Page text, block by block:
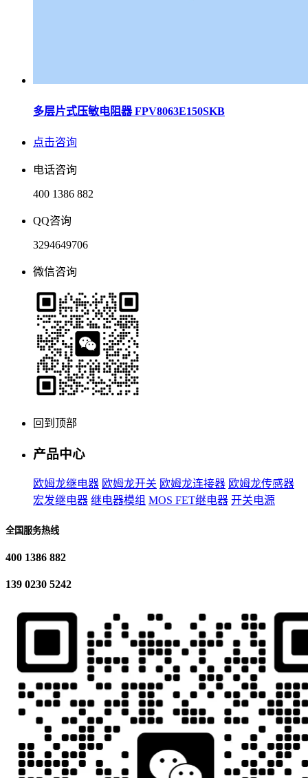
多层片式压敏电阻器 FPV8063E150SKB
点击咨询
电话咨询
400 1386 882
QQ咨询
3294649706
微信咨询
回到顶部
产品中心
欧姆龙继电器 欧姆龙开关 欧姆龙连接器 欧姆龙传感器
宏发继电器 继电器模组 MOS FET继电器 开关电源
全国服务热线
400 1386 882
139 0230 5242